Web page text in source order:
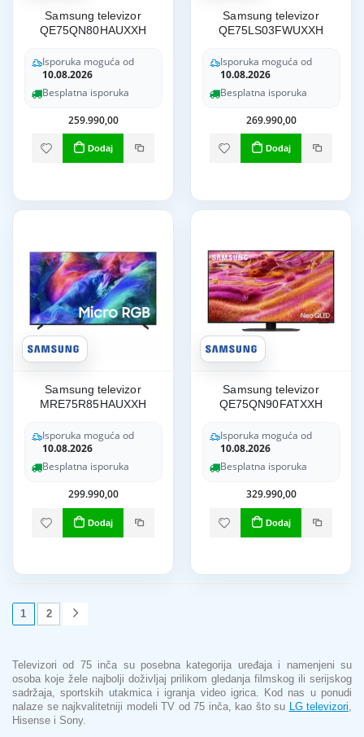
Samsung televizor
QE75QN80HAUXXH
Isporuka moguća od
10.08.2026
Besplatna isporuka
259.990,00
Dodaj
Samsung televizor
QE75LS03FWUXXH
Isporuka moguća od
10.08.2026
Besplatna isporuka
269.990,00
Dodaj
Samsung televizor
MRE75R85HAUXXH
Isporuka moguća od
10.08.2026
Besplatna isporuka
299.990,00
Dodaj
Samsung televizor
QE75QN90FATXXH
Isporuka moguća od
10.08.2026
Besplatna isporuka
329.990,00
Dodaj
1 2
Televizori od 75 inča su posebna kategorija uređaja i namenjeni su
osoba koje žele najbolji doživljaj prilikom gledanja filmskog ili serijskog
sadržaja, sportskih utakmica i igranja video igrica. Kod nas u ponudi
nalaze se najkvalitetniji modeli TV od 75 inča, kao što su LG televizori,
Hisense i Sony.